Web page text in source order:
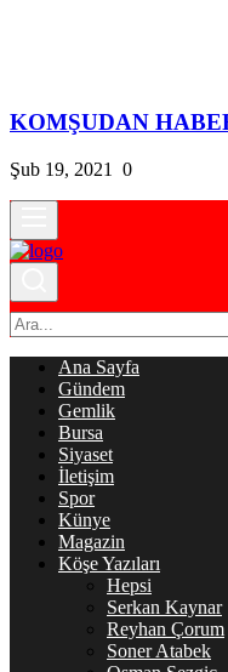
KOMŞUDAN
Şub 19, 2021 0
Ana Sayfa
Gündem
Gemlik
Bursa
Siyaset
İletişim
Spor
Künye
Magazin
Köşe Yazıları
Hepsi
Serkan Kaynar
Reyhan Çorum
Soner Atabek